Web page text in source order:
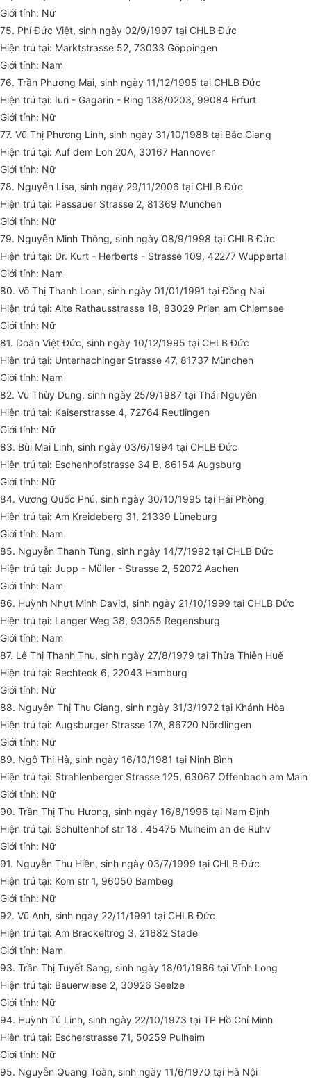
Giới tính: Nữ
75. Phí Đức Việt, sinh ngày 02/9/1997 tại CHLB Đức
Hiện trú tại: Marktstrasse 52, 73033 Göppingen
Giới tính: Nam
76. Trần Phương Mai, sinh ngày 11/12/1995 tại CHLB Đức
Hiện trú tại: Iuri - Gagarin - Ring 138/0203, 99084 Erfurt
Giới tính: Nữ
77. Vũ Thị Phương Linh, sinh ngày 31/10/1988 tại Bắc Giang
Hiện trú tại: Auf dem Loh 20A, 30167 Hannover
Giới tính: Nữ
78. Nguyễn Lisa, sinh ngày 29/11/2006 tại CHLB Đức
Hiện trú tại: Passauer Strasse 2, 81369 München
Giới tính: Nữ
79. Nguyễn Minh Thông, sinh ngày 08/9/1998 tại CHLB Đức
Hiện trú tại: Dr. Kurt - Herberts - Strasse 109, 42277 Wuppertal
Giới tính: Nam
80. Võ Thị Thanh Loan, sinh ngày 01/01/1991 tại Đồng Nai
Hiện trú tại: Alte Rathausstrasse 18, 83029 Prien am Chiemsee
Giới tính: Nữ
81. Doãn Việt Đức, sinh ngày 10/12/1995 tại CHLB Đức
Hiện trú tại: Unterhachinger Strasse 47, 81737 München
Giới tính: Nam
82. Vũ Thùy Dung, sinh ngày 25/9/1987 tại Thái Nguyên
Hiện trú tại: Kaiserstrasse 4, 72764 Reutlingen
Giới tính: Nữ
83. Bùi Mai Linh, sinh ngày 03/6/1994 tại CHLB Đức
Hiện trú tại: Eschenhofstrasse 34 B, 86154 Augsburg
Giới tính: Nữ
84. Vương Quốc Phú, sinh ngày 30/10/1995 tại Hải Phòng
Hiện trú tại: Am Kreideberg 31, 21339 Lüneburg
Giới tính: Nam
85. Nguyễn Thanh Tùng, sinh ngày 14/7/1992 tại CHLB Đức
Hiện trú tại: Jupp - Müller - Strasse 2, 52072 Aachen
Giới tính: Nam
86. Huỳnh Nhựt Minh David, sinh ngày 21/10/1999 tại CHLB Đức
Hiện trú tại: Langer Weg 38, 93055 Regensburg
Giới tính: Nam
87. Lê Thị Thanh Thu, sinh ngày 27/8/1979 tại Thừa Thiên Huế
Hiện trú tại: Rechteck 6, 22043 Hamburg
Giới tính: Nữ
88. Nguyễn Thị Thu Giang, sinh ngày 31/3/1972 tại Khánh Hòa
Hiện trú tại: Augsburger Strasse 17A, 86720 Nördlingen
Giới tính: Nữ
89. Ngô Thị Hà, sinh ngày 16/10/1981 tại Ninh Bình
Hiện trú tại: Strahlenberger Strasse 125, 63067 Offenbach am Main
Giới tính: Nữ
90. Trần Thị Thu Hương, sinh ngày 16/8/1996 tại Nam Định
Hiện trú tại: Schultenhof str 18 . 45475 Mulheim an de Ruhv
Giới tính: Nữ
91. Nguyễn Thu Hiền, sinh ngày 03/7/1999 tại CHLB Đức
Hiện trú tại: Kom str 1, 96050 Bambeg
Giới tính: Nữ
92. Vũ Anh, sinh ngày 22/11/1991 tại CHLB Đức
Hiện trú tại: Am Brackeltrog 3, 21682 Stade
Giới tính: Nam
93. Trần Thị Tuyết Sang, sinh ngày 18/01/1986 tại Vĩnh Long
Hiện trú tại: Bauerwiese 2, 30926 Seelze
Giới tính: Nữ
94. Huỳnh Tú Linh, sinh ngày 22/10/1973 tại TP Hồ Chí Minh
Hiện trú tại: Escherstrasse 71, 50259 Pulheim
Giới tính: Nữ
95. Nguyễn Quang Toàn, sinh ngày 11/6/1970 tại Hà Nội